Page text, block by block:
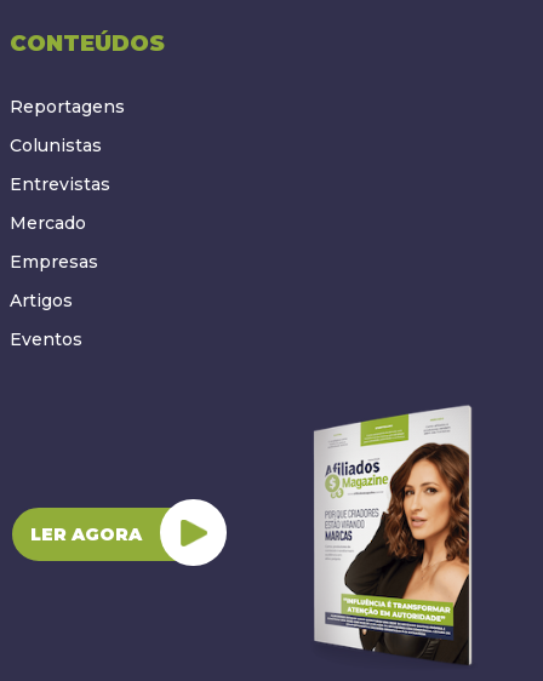
CONTEÚDOS
Reportagens
Colunistas
Entrevistas
Mercado
Empresas
Artigos
Eventos
LER AGORA